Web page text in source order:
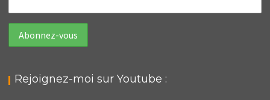
Rejoignez-moi sur Youtube :